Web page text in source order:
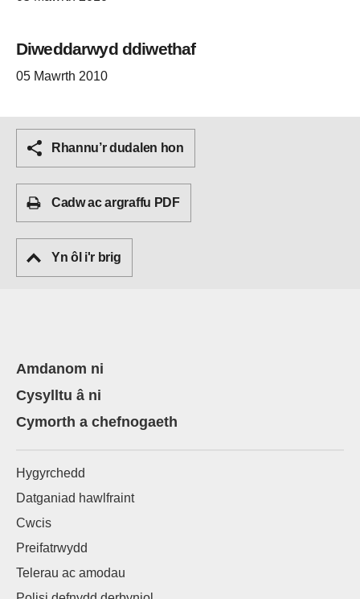
Diweddarwyd ddiwethaf
05 Mawrth 2010
Rhannu’r dudalen hon
Cadw ac argraffu PDF
Yn ôl i'r brig
Amdanom ni
Cysylltu â ni
Cymorth a chefnogaeth
Hygyrchedd
Datganiad hawlfraint
Cwcis
Preifatrwydd
Telerau ac amodau